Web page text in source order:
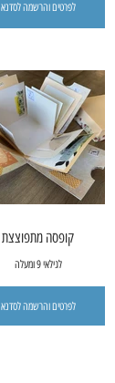
לפרטים והרשמה לסדנא
קופסה מתפוצצת
לגילאי 9 ומעלה
לפרטים והרשמה לסדנא